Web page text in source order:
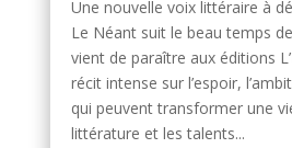
Une nouvelle voix littéraire à
Le Néant suit le beau temps
vient de paraître aux éditions
récit intense sur l’espoir,
qui peuvent transformer une
littérature et les talents...